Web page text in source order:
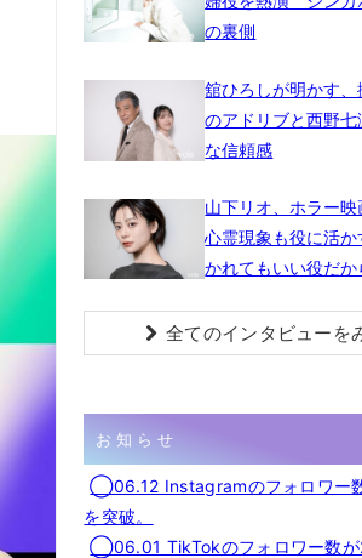
の裏側
舘ひろしが明かす
のアドリブと西野
な信頼感
山下リオ、ホラー
心霊現象も役に活
かれてもいい役だか
全てのインタビューを
お知らせ
◯06.12 Instagramのフォロワー
を突破。
◯06.01 TikTokのフォロワー数が